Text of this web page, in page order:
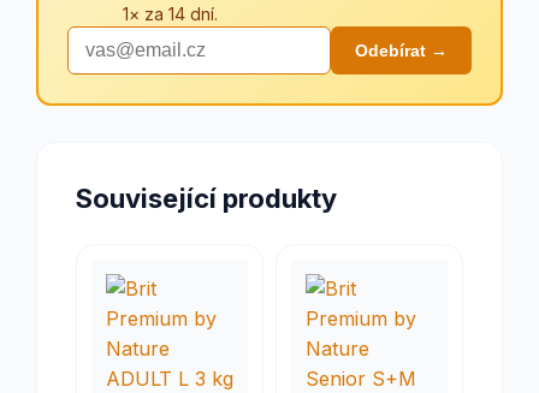
1× za 14 dní.
Odebírat →
Související produkty